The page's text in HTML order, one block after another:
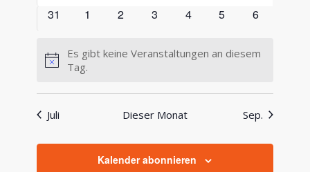
0
31
0
1
0
2
0
3
0
4
0
5
0
6
Hinweis
Es gibt keine Veranstaltungen an diesem
Tag.
Juli Dieser Monat Sep.
Kalender abonnieren